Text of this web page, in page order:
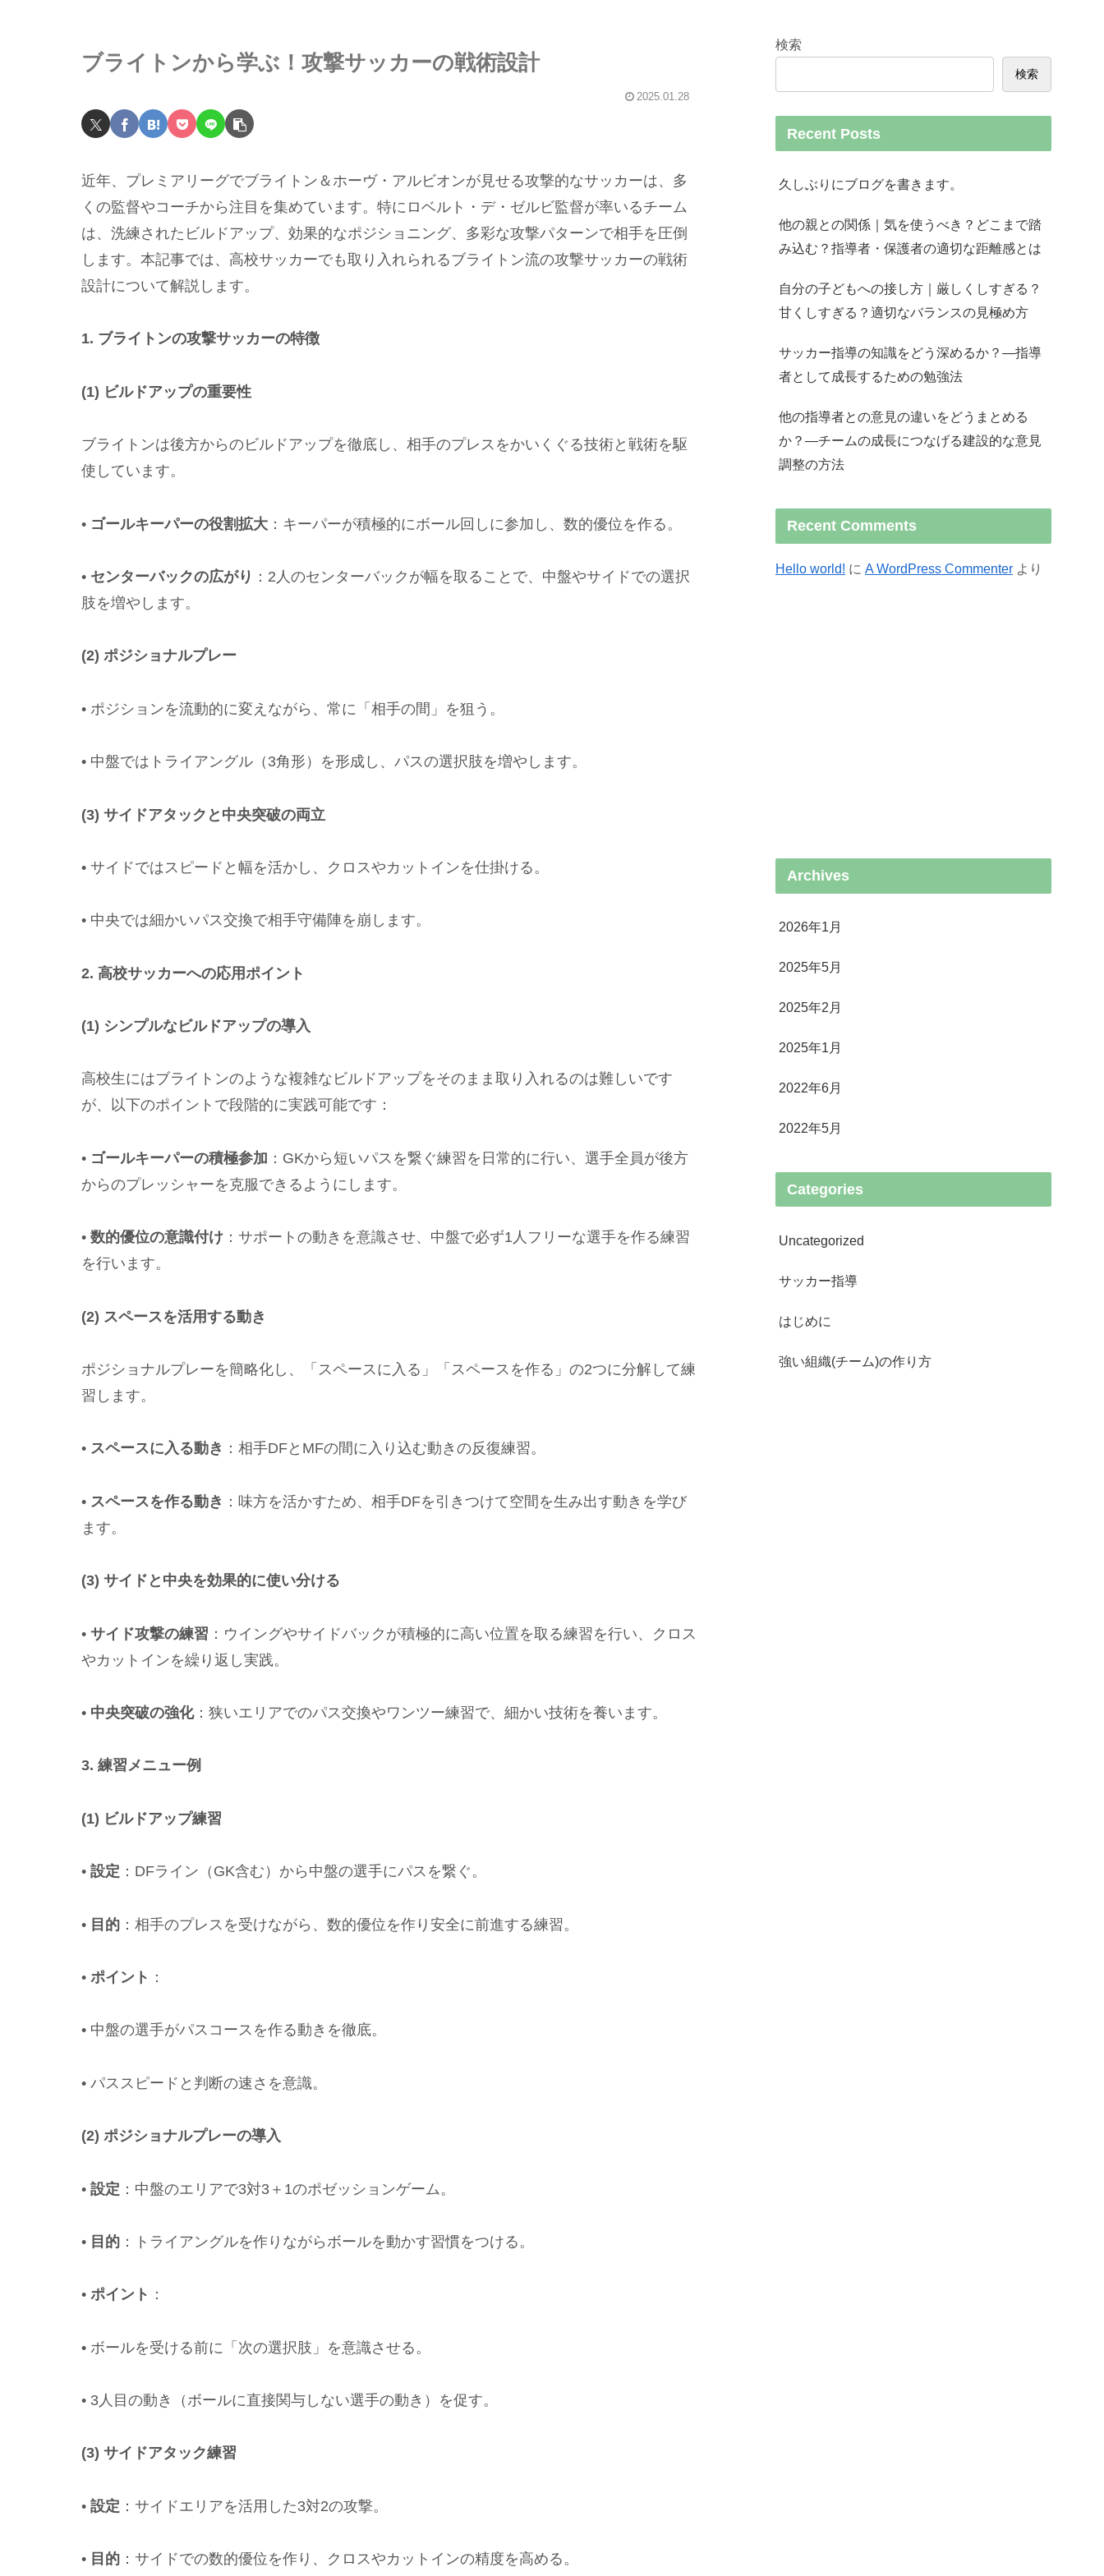
ブライトンから学ぶ！攻撃サッカーの戦術設計
2025.01.28
近年、プレミアリーグでブライトン＆ホーヴ・アルビオンが見せる攻撃的なサッカーは、多
くの監督やコーチから注目を集めています。特にロベルト・デ・ゼルビ監督が率いるチーム
は、洗練されたビルドアップ、効果的なポジショニング、多彩な攻撃パターンで相手を圧倒
します。本記事では、高校サッカーでも取り入れられるブライトン流の攻撃サッカーの戦術
設計について解説します。
1. ブライトンの攻撃サッカーの特徴
(1) ビルドアップの重要性
ブライトンは後方からのビルドアップを徹底し、相手のプレスをかいくぐる技術と戦術を駆
使しています。
• ゴールキーパーの役割拡大 ：キーパーが積極的にボール回しに参加し、数的優位を作る。
• センターバックの広がり ：2人のセンターバックが幅を取ることで、中盤やサイドでの選択
肢を増やします。
(2) ポジショナルプレー
• ポジションを流動的に変えながら、常に「相手の間」を狙う。
• 中盤ではトライアングル（3角形）を形成し、パスの選択肢を増やします。
(3) サイドアタックと中央突破の両立
• サイドではスピードと幅を活かし、クロスやカットインを仕掛ける。
• 中央では細かいパス交換で相手守備陣を崩します。
2. 高校サッカーへの応用ポイント
(1) シンプルなビルドアップの導入
高校生にはブライトンのような複雑なビルドアップをそのまま取り入れるのは難しいです
が、以下のポイントで段階的に実践可能です：
• ゴールキーパーの積極参加 ：GKから短いパスを繋ぐ練習を日常的に行い、選手全員が後方
からのプレッシャーを克服できるようにします。
• 数的優位の意識付け ：サポートの動きを意識させ、中盤で必ず1人フリーな選手を作る練習
を行います。
(2) スペースを活用する動き
ポジショナルプレーを簡略化し、「スペースに入る」「スペースを作る」の2つに分解して練
習します。
• スペースに入る動き ：相手DFとMFの間に入り込む動きの反復練習。
• スペースを作る動き ：味方を活かすため、相手DFを引きつけて空間を生み出す動きを学び
ます。
(3) サイドと中央を効果的に使い分ける
• サイド攻撃の練習 ：ウイングやサイドバックが積極的に高い位置を取る練習を行い、クロス
やカットインを繰り返し実践。
• 中央突破の強化：狭いエリアでのパス交換やワンツー練習で、細かい技術を養います。
3. 練習メニュー例
(1) ビルドアップ練習
• 設定 ：DFライン（GK含む）から中盤の選手にパスを繋ぐ。
• 目的 ：相手のプレスを受けながら、数的優位を作り安全に前進する練習。
• ポイント ：
• 中盤の選手がパスコースを作る動きを徹底。
• パススピードと判断の速さを意識。
(2) ポジショナルプレーの導入
• 設定 ：中盤のエリアで3対3＋1のポゼッションゲーム。
• 目的 ：トライアングルを作りながらボールを動かす習慣をつける。
• ポイント ：
• ボールを受ける前に「次の選択肢」を意識させる。
• 3人目の動き（ボールに直接関与しない選手の動き）を促す。
(3) サイドアタック練習
• 設定 ：サイドエリアを活用した3対2の攻撃。
• 目的 ：サイドでの数的優位を作り、クロスやカットインの精度を高める。
検索
検索
Recent Posts
久しぶりにブログを書きます。
他の親との関係｜気を使うべき？どこまで踏
み込む？指導者・保護者の適切な距離感とは
自分の子どもへの接し方｜厳しくしすぎる？
甘くしすぎる？適切なバランスの見極め方
サッカー指導の知識をどう深めるか？—指導
者として成長するための勉強法
他の指導者との意見の違いをどうまとめる
か？—チームの成長につなげる建設的な意見
調整の方法
Recent Comments
Hello world! に A WordPress Commenter より
Archives
2026年1月
2025年5月
2025年2月
2025年1月
2022年6月
2022年5月
Categories
Uncategorized
サッカー指導
はじめに
強い組織(チーム)の作り方